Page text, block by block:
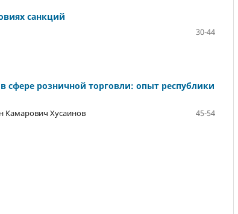
санкций
30-44
сфере розничной торговли: опыт республики
Хусаинов
45-54